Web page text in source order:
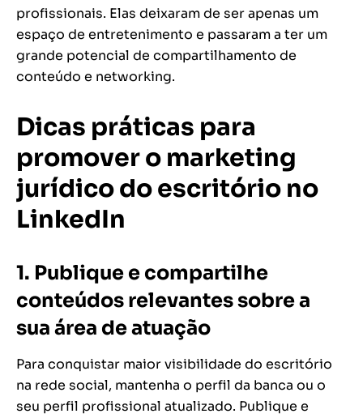
profissionais. Elas deixaram de ser apenas um
espaço de entretenimento e passaram a ter um
grande potencial de compartilhamento de
conteúdo e networking.
Dicas práticas para
promover o marketing
jurídico do escritório no
LinkedIn
1. Publique e compartilhe
conteúdos relevantes sobre a
sua área de atuação
Para conquistar maior visibilidade do escritório
na rede social, mantenha o perfil da banca ou o
seu perfil profissional atualizado. Publique e